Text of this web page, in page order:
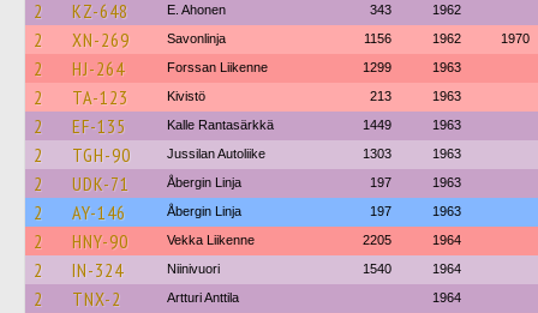
2 KZ-648 E. Ahonen 343 1962
2 XN-269 Savonlinja 1156 1962 1970
2 HJ-264 Forssan Liikenne 1299 1963
2 TA-123 Kivistö 213 1963
2 EF-135 Kalle Rantasärkkä 1449 1963
2 TGH-90 Jussilan Autoliike 1303 1963
2 UDK-71 Åbergin Linja 197 1963
2 AY-146 Åbergin Linja 197 1963
2 HNY-90 Vekka Liikenne 2205 1964
2 IN-324 Niinivuori 1540 1964
2 TNX-2 Artturi Anttila 1964